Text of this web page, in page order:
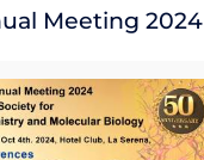
Meeting 2024